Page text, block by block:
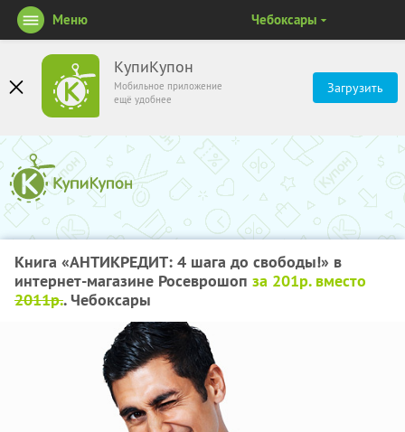
КупиКупон
Мобильное приложение
ещё удобнее
Загрузить
Меню Чебоксары
Книга «АНТИКРЕДИТ: 4 шага до свободы!» в
интернет-магазине Росеврошоп за 201р. вместо
2011р.. Чебоксары